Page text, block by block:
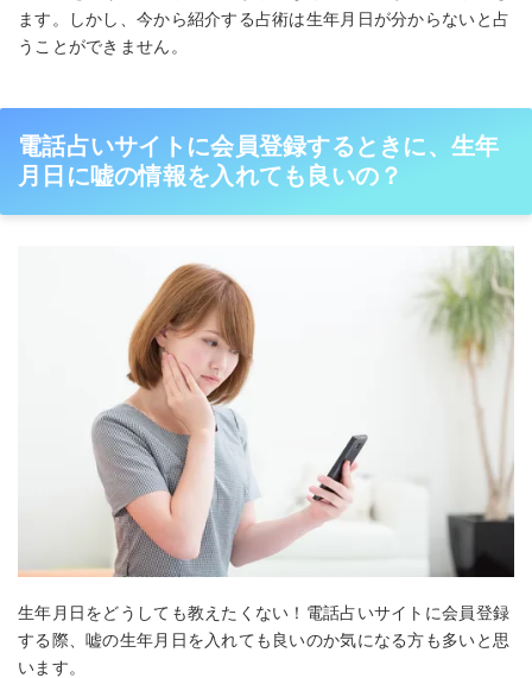
ます。しかし、今から紹介する占術は生年月日が分からないと占
うことができません。
電話占いサイトに会員登録するときに、生年
月日に嘘の情報を入れても良いの？
生年月日をどうしても教えたくない！電話占いサイトに会員登録
する際、嘘の生年月日を入れても良いのか気になる方も多いと思
います。